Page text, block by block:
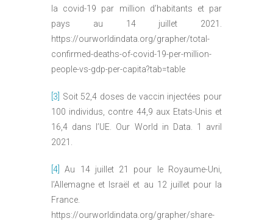
la covid-19 par million d’habitants et par
pays au 14 juillet 2021.
https://ourworldindata.org/grapher/total-
confirmed-deaths-of-covid-19-per-million-
people-vs-gdp-per-capita?tab=table
[3]
Soit 52,4 doses de vaccin injectées pour
100 individus, contre 44,9 aux Etats-Unis et
16,4 dans l’UE. Our World in Data. 1 avril
2021.
[4]
Au 14 juillet 21 pour le Royaume-Uni,
l’Allemagne et Israël et au 12 juillet pour la
France.
https://ourworldindata.org/grapher/share-